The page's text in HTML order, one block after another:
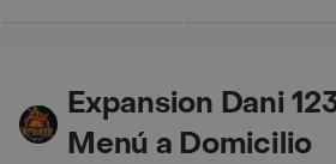
Expansion Dani
Menú a Domicilio